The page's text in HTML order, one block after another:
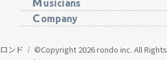
usicians
Company
ロンド
©Copyright 2026 rondo inc. All Rights
Reserved.